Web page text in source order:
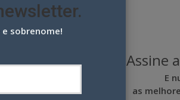
AO VIVO EM
oferta
Assine
E
as
sobrenome!